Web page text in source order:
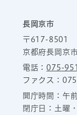
長岡京市
〒617-8501
京都府長岡京
電話：075-
ファクス：
開庁時間：午
閉庁日：土曜